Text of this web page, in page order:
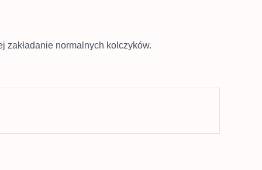
zakładanie normalnych kolczyków.